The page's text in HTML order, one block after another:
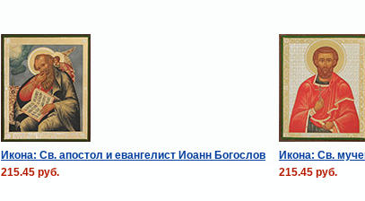
Икона: Св. апостол и евангелист Иоанн Богослов Икона: Св.
215.45 руб.
215.45 руб.